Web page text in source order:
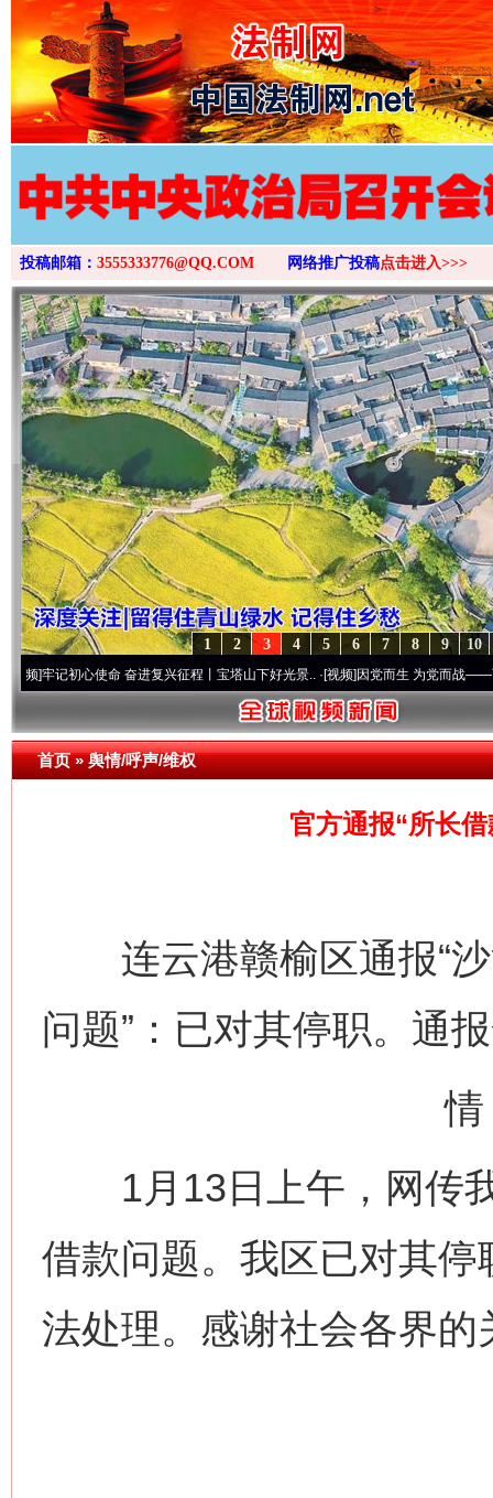
>
投稿邮箱： 3555333776@QQ.COM 网络推广投稿点击进入>>>
10
9
8
7
6
5
4
3
2
1
心使命 奋进复兴征程丨宝塔山下好光景..·[视频]因党而生 为党而战——百年“纪”事⑧
首页»舆情/呼声/维权
官方通报“所长
连云港赣榆区通报“沙
问题”：已对其停职。通
情
1月13日上午，网传我
借款问题。我区已对其
法处理。感谢社会各界的